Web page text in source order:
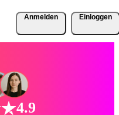
Anmelden Einloggen
4.9